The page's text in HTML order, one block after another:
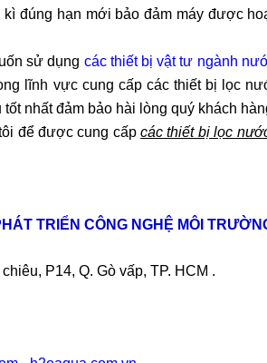
đúng hạn mới bảo đảm máy được
sử dụng các thiết bị vật tư ngành
lĩnh vực cung cấp các thiết bị lọc
nhất đảm bảo hài lòng quý khách
để được cung cấpcác thiết bị lọc
TRIỂN CÔNG NGHỆ MÔI
P14, Q. Gò vấp, TP. HCM .